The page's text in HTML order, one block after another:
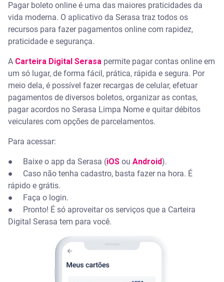
Pagar boleto online é uma das maiores praticidades da
vida moderna. O aplicativo da Serasa traz todos os
recursos para fazer pagamentos online com rapidez,
praticidade e segurança.
A Carteira Digital Serasa permite pagar contas online em
um só lugar, de forma fácil, prática, rápida e segura. Por
meio dela, é possível fazer recargas de celular, efetuar
pagamentos de diversos boletos, organizar as contas,
pagar acordos no Serasa Limpa Nome e quitar débitos
veiculares com opções de parcelamentos.
Para acessar:
● Baixe o app da Serasa (iOS ou Android).
● Caso não tenha cadastro, basta fazer na hora. É
rápido e grátis.
● Faça o login.
● Pronto! É só aproveitar os serviços que a Carteira
Digital Serasa tem para você.